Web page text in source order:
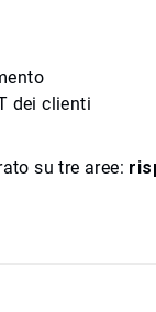
dei clienti
su tre aree: